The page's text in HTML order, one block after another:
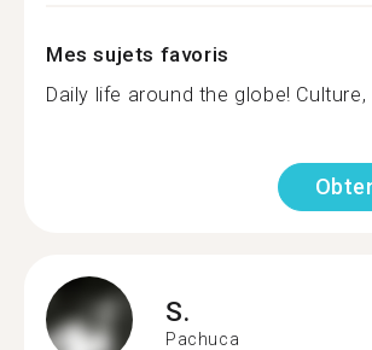
Mes sujets favoris
Daily life around the globe! Culture,
S.
Pachuca